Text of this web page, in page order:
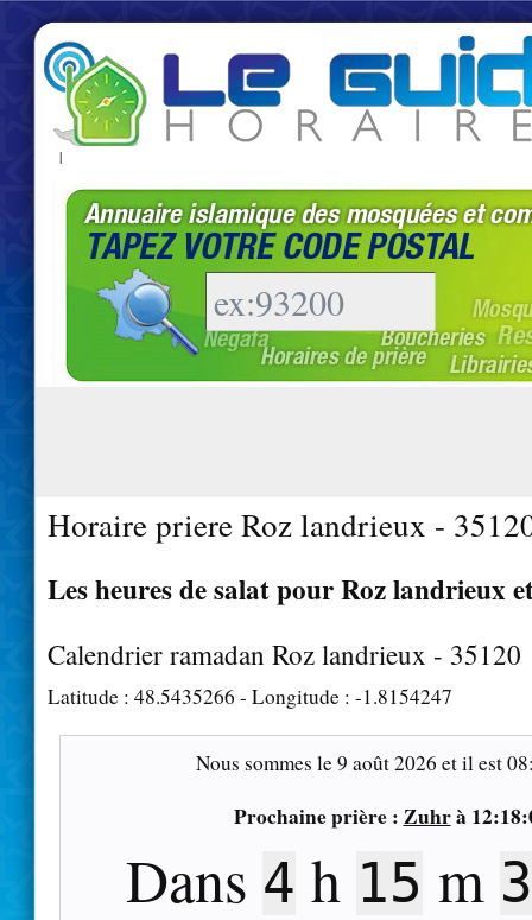
|
Horaire priere Roz landrieux -
Les heures de salat pour Roz landrieux
Calendrier ramadan Roz landrieux - 35120
Latitude : 48.5435266 - Longitude : -1.8154247
Nous sommes le9 août 2026 et il est
Prochaine prière : Zuhrà
Dans 4 h 15 m